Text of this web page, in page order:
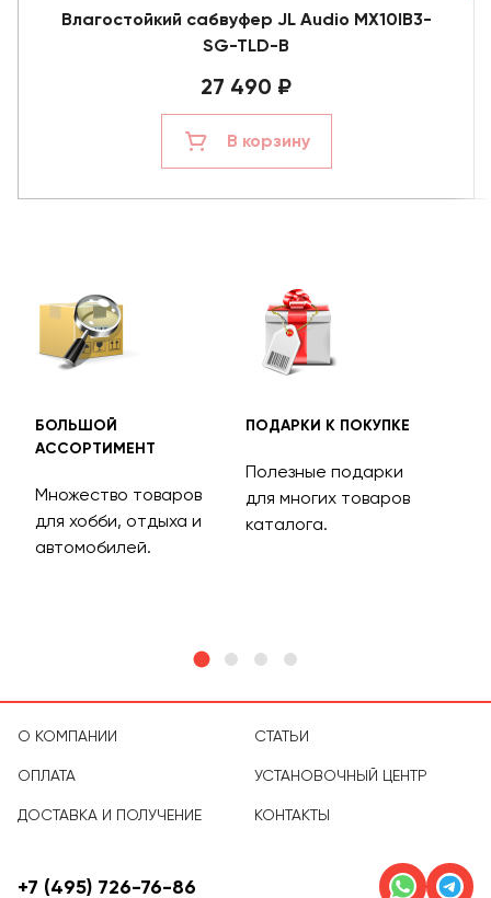
Влагостойкий сабвуфер JL Audio MX10IB3-
SG-TLD-B
27 490 ₽
В корзину
БОЛЬШОЙ
АССОРТИМЕНТ
Множество товаров
для хобби, отдыха и
автомобилей.
ПОДАРКИ К ПОКУПКЕ
Полезные подарки
для многих товаров
каталога.
О КОМПАНИИ
ОПЛАТА
ДОСТАВКА И ПОЛУЧЕНИЕ
СТАТЬИ
УСТАНОВОЧНЫЙ ЦЕНТР
КОНТАКТЫ
+7 (495) 726-76-86